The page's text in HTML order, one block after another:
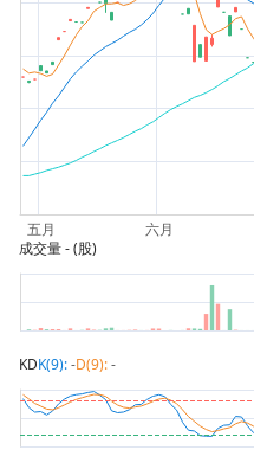
成交量- (股)
KDK(9):-D(9):-